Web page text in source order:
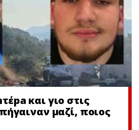
και γιο στις
μαζί, ποιος